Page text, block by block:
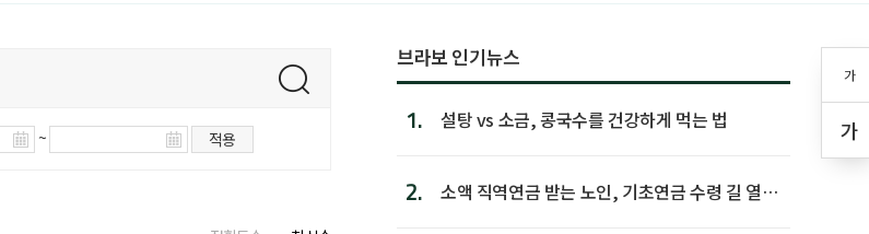
가
가
~ 적용
브라보 인기뉴스
1. 설탕 vs 소금, 콩국수를 건강하게 먹는 법
2.
소액 직역연금 받는 노인, 기초연금 수령 길 열린